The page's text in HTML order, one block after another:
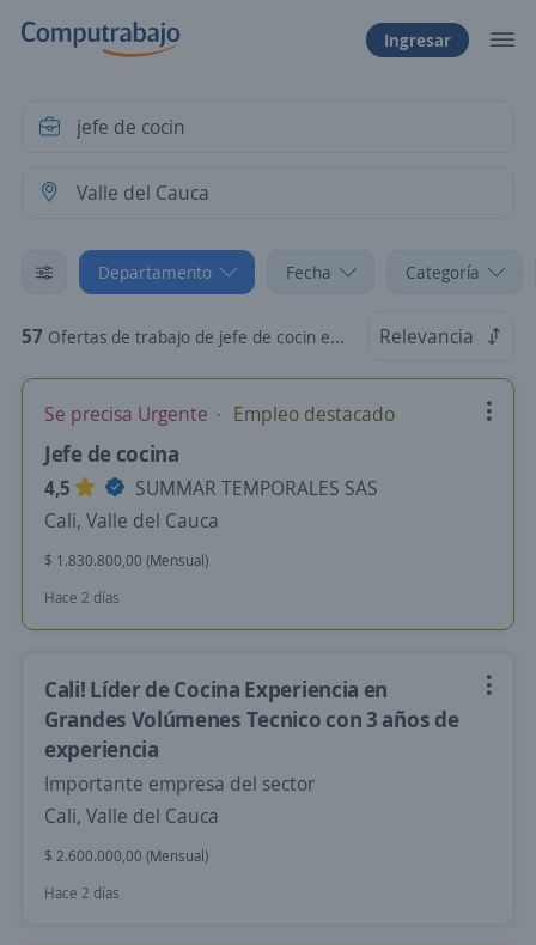
Ingresar
Departamento Fecha Categoría
57 Ofertas de trabajo de jefe de cocin en Valle del Cauca Relevancia
Se precisa Urgente Empleo destacado
Jefe de cocina
4,5
SUMMAR TEMPORALES SAS
Cali, Valle del Cauca
$ 1.830.800,00 (Mensual)
Hace 2 días
Cali! Líder de Cocina Experiencia en
Grandes Volúmenes Tecnico con 3 años de
experiencia
Importante empresa del sector
Cali, Valle del Cauca
$ 2.600.000,00 (Mensual)
Hace 2 días